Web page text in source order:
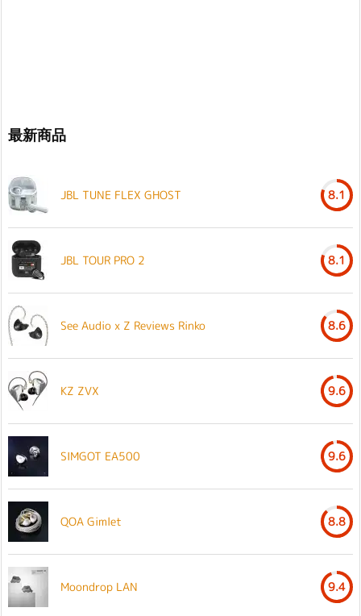
最新商品
JBL TUNE FLEX GHOST 8.1
JBL TOUR PRO 2 8.1
See Audio x Z Reviews Rinko 8.6
KZ ZVX 9.6
SIMGOT EA500 9.6
QOA Gimlet 8.8
Moondrop LAN 9.4